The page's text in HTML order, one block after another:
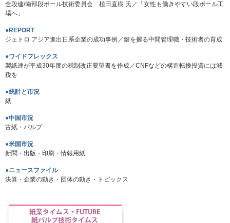
全段連/南部段ボール技術委員会 植田直樹 氏／「女性も働きやすい段ボール工
場へ」
●REPORT
ジェトロ アジア進出日系企業の成功事例／鍵を握る中間管理職・技術者の育成
●ワイドフレックス
製紙連が平成30年度の税制改正要望書を作成／CNFなどの構造転換投資には減
税を
●統計と市況
紙
●中国市況
古紙・パルプ
●米国市況
新聞・出版・印刷・情報用紙
●ニュースファイル
決算・企業の動き・団体の動き・トピックス